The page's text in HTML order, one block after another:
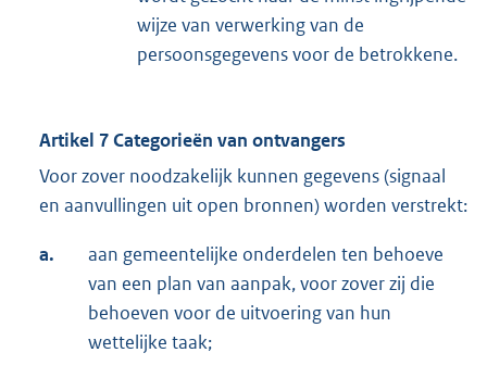
wijze van verwerking van de
persoonsgegevens voor de betrokkene.
Artikel 7 Categorieën van ontvangers
Voor zover noodzakelijk kunnen gegevens (signaal
en aanvullingen uit open bronnen) worden verstrekt:
a.
aan gemeentelijke onderdelen ten behoeve
van een plan van aanpak, voor zover zij die
behoeven voor de uitvoering van hun
wettelijke taak;